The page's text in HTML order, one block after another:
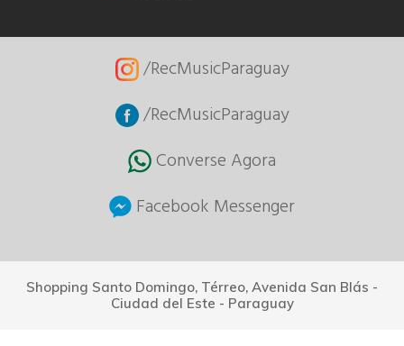
/RecMusicParaguay
/RecMusicParaguay
Converse Agora
Facebook Messenger
Shopping Santo Domingo, Térreo, Avenida San Blás -
Ciudad del Este - Paraguay